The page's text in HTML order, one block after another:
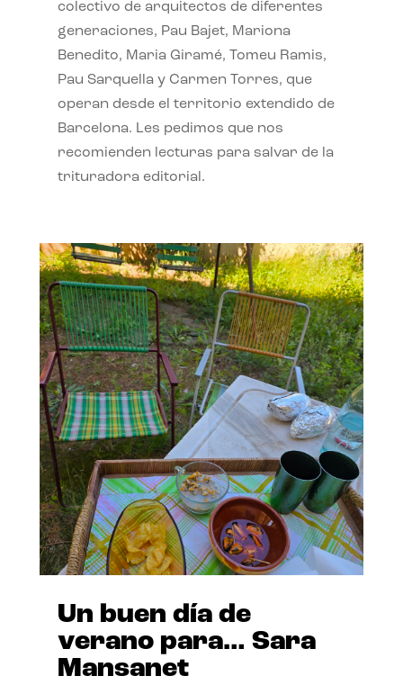
colectivo de arquitectos de diferentes
generaciones, Pau Bajet, Mariona
Benedito, Maria Giramé, Tomeu Ramis,
Pau Sarquella y Carmen Torres, que
operan desde el territorio extendido de
Barcelona. Les pedimos que nos
recomienden lecturas para salvar de la
trituradora editorial.
Un buen día de
verano para… Sara
Mansanet